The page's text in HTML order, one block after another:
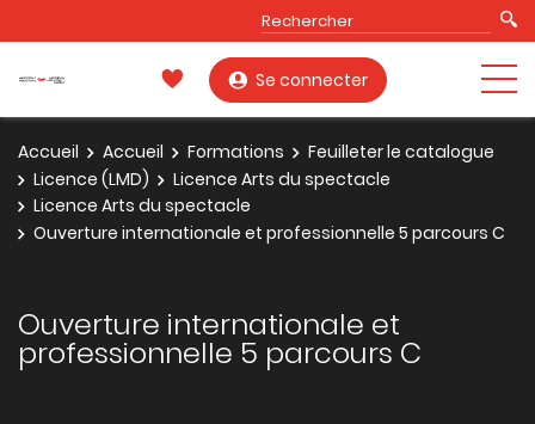
Se connecter
Accueil Accueil Formations
Feuilleter le catalogue
Licence (LMD)
Licence Arts du spectacle
Licence Arts du spectacle
Ouverture internationale et professionnelle 5 parcours C
Ouverture internationale et
professionnelle 5 parcours C